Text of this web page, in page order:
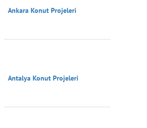
Ankara Konut Projeleri
Antalya Konut Projeleri